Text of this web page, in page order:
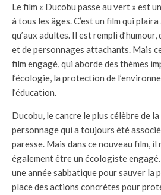
Le film « Ducobu passe au vert » est
à tous les âges. C’est un film qui
qu’aux adultes. Il est rempli
et de personnages attachants. Mais
film engagé, qui aborde des thèmes
l’écologie, la protection de
l’éducation.
Ducobu, le cancre le plus célèbre de
personnage qui a toujours été
paresse. Mais dans ce nouveau film, il
également être un écologiste
une année sabbatique pour sauver la
place des actions concrètes pour